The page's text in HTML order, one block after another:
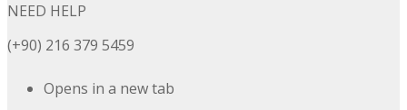
NEED HELP
(+90) 216 379 5459
Opens in a new tab